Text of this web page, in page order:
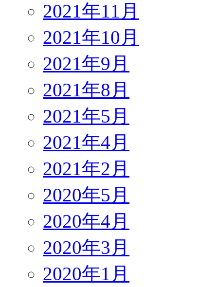
2021年11月
2021年10月
2021年9月
2021年8月
2021年5月
2021年4月
2021年2月
2020年5月
2020年4月
2020年3月
2020年1月